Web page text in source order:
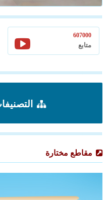
607000
متابع
مقاطع مختارة